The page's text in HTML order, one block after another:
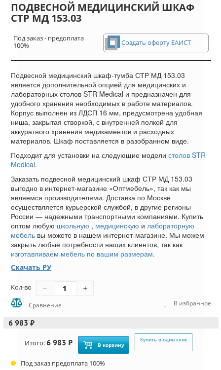
ПОДВЕСНОЙ МЕДИЦИНСКИЙ ШКАФ
СТР МД 153.03
Под заказ - предоплата
100%
Создать оферту ЕАИСТ
Подвесной медицинский шкаф-тумба СТР МД 153.03
является дополнительной опцией для медицинских и
лабораторных столов STR Medical и предназначен для
удобного хранения необходимых в работе материалов.
Корпус выполнен из ЛДСП 16 мм, предусмотрена удобная
ниша, закрытая створкой, с внутренней полкой для
аккуратного хранения медикаментов и расходных
материалов. Шкаф поставляется в разобранном виде.
Подходит для установки на следующие модели столов STR
Medical.
Заказать подвесной медицинский шкаф СТР МД 153.03
выгодно в интернет-магазине «Оптмебель», так как мы
являемся производителями. Доставка по Москве
осуществляется курьерской службой, в другие регионы
России — надежными транспортными компаниями. Купить
оптом любую школьную , медицинскую и лабораторную
мебель вы можете в нашем интернет-магазине. Мы можем
закрыть любые потребности наших клиентов, так как
изготавливаем мебель по вашим размерам.
Скачать РУ
Кол-во
Сравнение В избранное
6 983 ₽
Итого:6 983 ₽ В корзину
Купить в один клик
Под заказ предоплата 100%